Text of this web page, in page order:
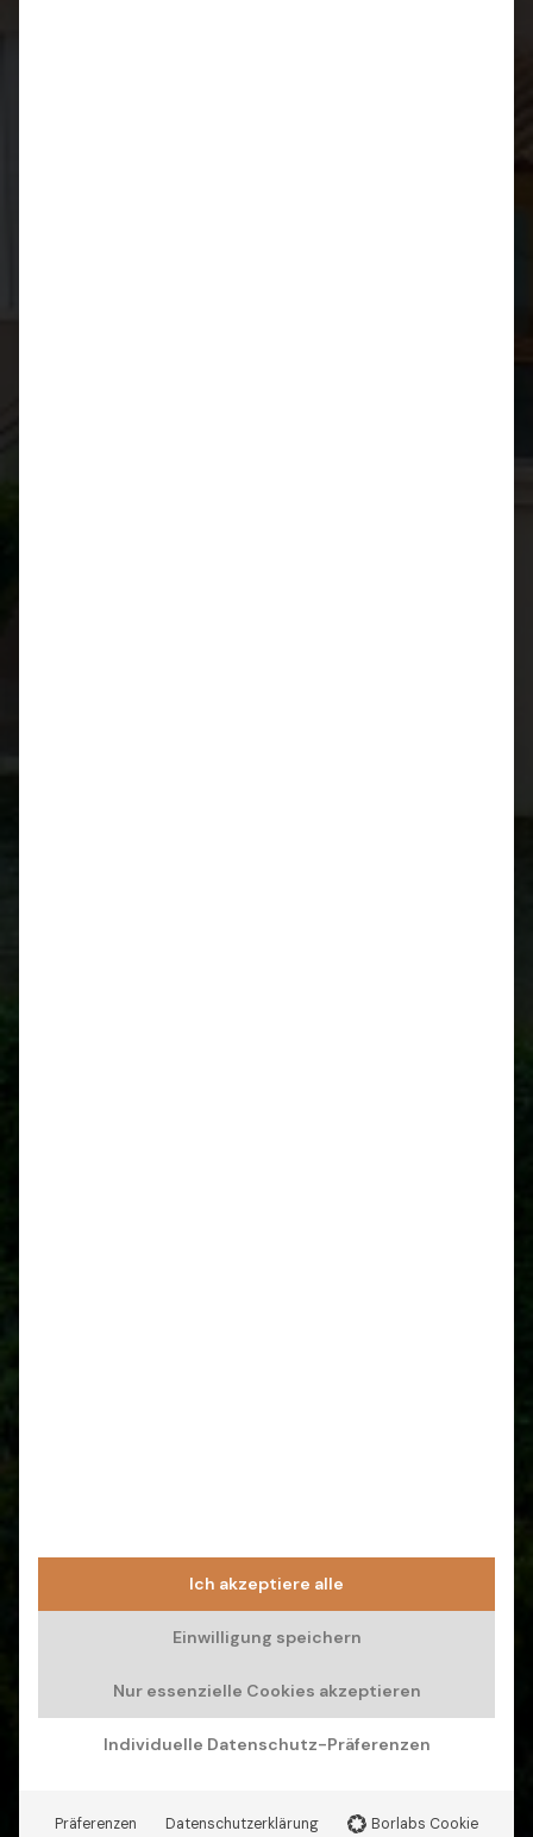
Ich akzeptiere alle
Einwilligung speichern
Nur essenzielle Cookies akzeptieren
Individuelle Datenschutz-Präferenzen
Präferenzen Datenschutzerklärung Borlabs Cookie